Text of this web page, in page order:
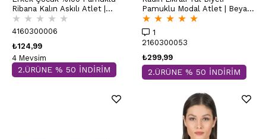
Ribana Kalın Askılı Atlet |
Beyaz K0801
★ ★ ★ ★ ★
4160300006
₺124,99
4 Mevsim
2.ÜRÜNE % 50 İNDİRİM
Pamuklu Modal Atlet | Beyaz
K25493
★ ★ ★ ★ ★
1
2160300053
₺299,99
2.ÜRÜNE % 50 İNDİRİM